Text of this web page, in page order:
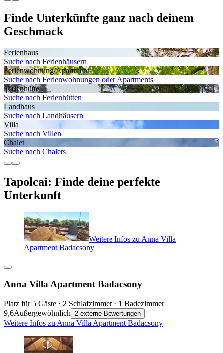
Finde Unterkünfte ganz nach deinem
Geschmack
Ferienhaus
Suche nach Ferienhäusern
Ferienwohnung/Apartment
Suche nach Ferienwohnungen oder Apartments
Ferienhütte
Suche nach Ferienhütten
Landhaus
Suche nach Landhäusern
Villa
Suche nach Villen
Chalet
Suche nach Chalets
Tapolcai: Finde deine perfekte
Unterkunft
Weitere Infos zu Anna Villa
Apartment Badacsony
Anna Villa Apartment Badacsony
Platz für 5 Gäste · 2 Schlafzimmer · 1 Badezimmer
9,6Außergewöhnlich 2 externe Bewertungen
Weitere Infos zu Anna Villa Apartment Badacsony